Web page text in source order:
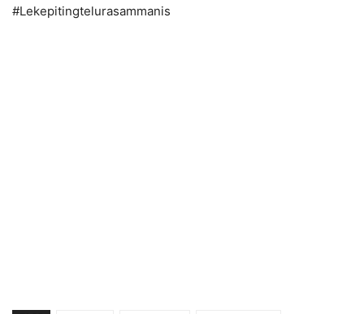
#Lekepitingtelurasammanis